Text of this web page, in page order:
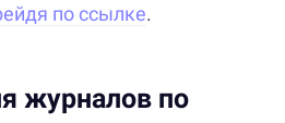
по ссылке.
журналов по